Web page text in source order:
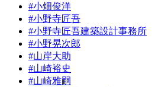
#小畑俊洋
#小野寺匠吾
#小野寺匠吾建築設計事務所
#小野晃次郎
#山岸大助
#山崎裕史
#山崎雅嗣